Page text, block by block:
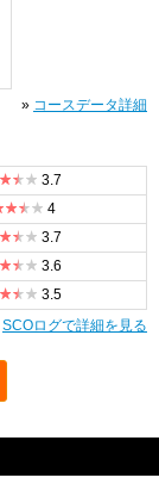
» コースデータ詳細
3.7
4
3.7
3.6
3.5
SCOログで詳細を見る